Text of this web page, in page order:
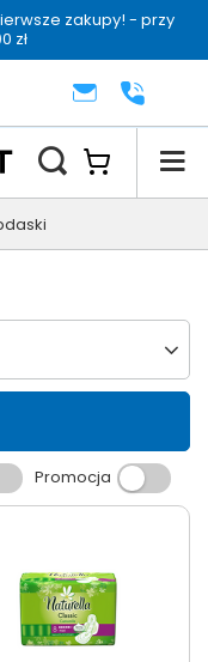
zakupy! - przy
zł
konsultacjaKONTAKT+48 222
Promocja